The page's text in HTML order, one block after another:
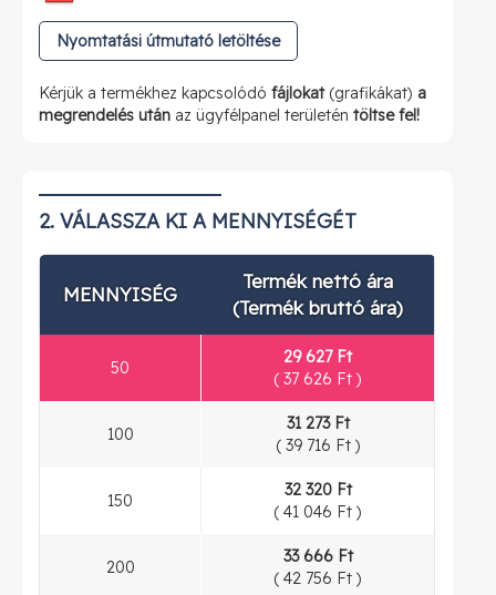
Nyomtatási útmutató letöltése
Kérjük a termékhez kapcsolódó fájlokat(grafikákat) a
megrendelés után az ügyfélpanel területén töltse fel!
2. VÁLASSZA KI A MENNYISÉGÉT
MENNYISÉG
Termék nettó ára
(Termék bruttó ára)
50
29 627 Ft
( 37 626 Ft )
100
31 273 Ft
( 39 716 Ft )
150
32 320 Ft
( 41 046 Ft )
200
33 666 Ft
( 42 756 Ft )